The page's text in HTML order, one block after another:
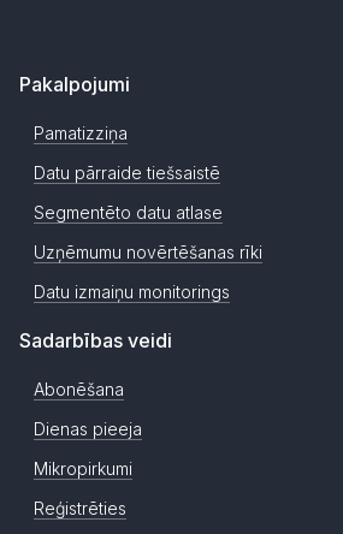
Pakalpojumi
Pamatizziņa
Datu pārraide tiešsaistē
Segmentēto datu atlase
Uzņēmumu novērtēšanas rīki
Datu izmaiņu monitorings
Sadarbības veidi
Abonēšana
Dienas pieeja
Mikropirkumi
Reģistrēties